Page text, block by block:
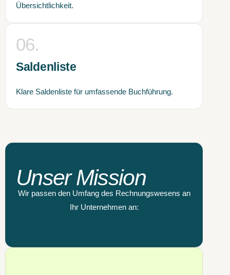
Übersichtlichkeit.
06.
Saldenliste
Klare Saldenliste für umfassende Buchführung.
Unser Mission
Wir passen den Umfang des Rechnungswesens an
Ihr Unternehmen an: